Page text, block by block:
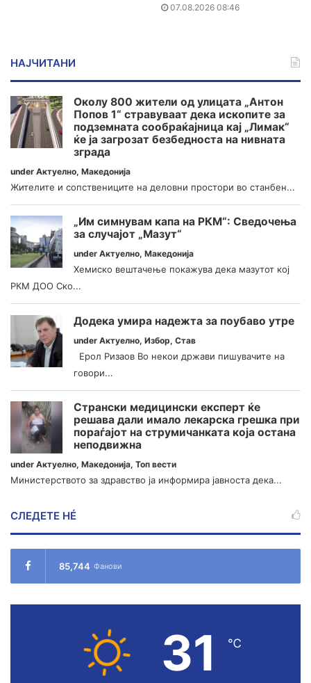
07.08.2026 08:46
НАЈЧИТАНИ
Околу 800 жители од улицата „Антон
Попов 1“ стравуваат дека ископите за
подземната сообраќајница кај „Лимак“
ќе ја загрозат безбедноста на нивната
зграда
under Актуелно, Македонија
Жителите и сопствениците на деловни простори во станбен...
„Им симнувам капа на РКМ“: Сведочења
за случајот „Мазут“
under Актуелно, Македонија
Хемиско вештачење покажува дека мазутот кој
РКМ ДОО Ско...
Додека умира надежта за поубаво утре
under Актуелно, Избор, Став
Ерол Ризаов Во некои држави пишувачите на
говори...
Странски медицински експерт ќе
решава дали имало лекарска грешка при
пораѓајот на струмичанката која остана
неподвижна
under Актуелно, Македонија, Топ вести
Министерството за здравство ја информира јавноста дека...
СЛЕДЕТЕ НÉ
85,744 Фанови
31 ℃